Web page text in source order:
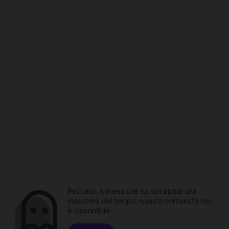
Peccato. A meno che tu non abbia una
macchina del tempo, questo contenuto non
è disponibile.